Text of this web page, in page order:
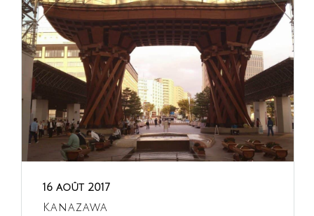
16 août 2017
Kanazawa